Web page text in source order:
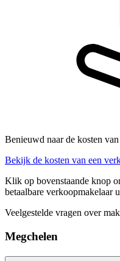
Benieuwd naar de kosten
Bekijk de kosten van een
Klik op bovenstaande knop
betaalbare verkoopmakelaar
Veelgestelde vragen over
Megchelen